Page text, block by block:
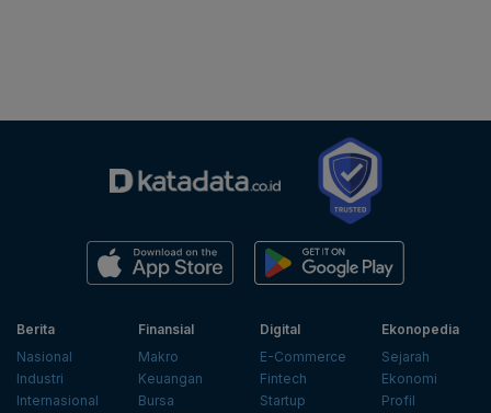
Berita
Nasional
Industri
Internasional
Finansial
Makro
Keuangan
Bursa
Digital
E-Commerce
Fintech
Startup
Ekonopedia
Sejarah
Ekonomi
Profil